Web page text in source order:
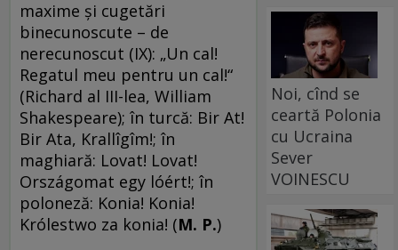
maxime şi cugetări
binecunoscute – de
nerecunoscut (IX): „Un cal!
Regatul meu pentru un cal!“
(Richard al III-lea, William
Shakespeare); în turcă: Bir At!
Bir Ata, Krallîgîm!; în
maghiară: Lovat! Lovat!
Országomat egy lóért!; în
poloneză: Konia! Konia!
Królestwo za konia! (M. P.)
Noi, cînd se
ceartă Polonia
cu Ucraina
Sever
VOINESCU